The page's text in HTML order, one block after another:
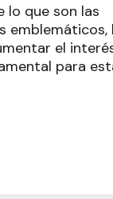
lo que son las
emblemáticos,
el
para